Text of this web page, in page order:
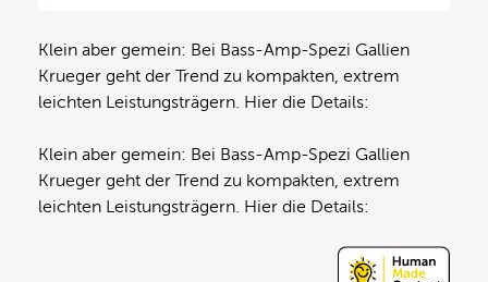
Klein aber gemein: Bei Bass-Amp-Spezi Gallien
Krueger geht der Trend zu kompakten, extrem
leichten Leistungsträgern. Hier die Details:
Klein aber gemein: Bei Bass-Amp-Spezi Gallien
Krueger geht der Trend zu kompakten, extrem
leichten Leistungsträgern. Hier die Details: